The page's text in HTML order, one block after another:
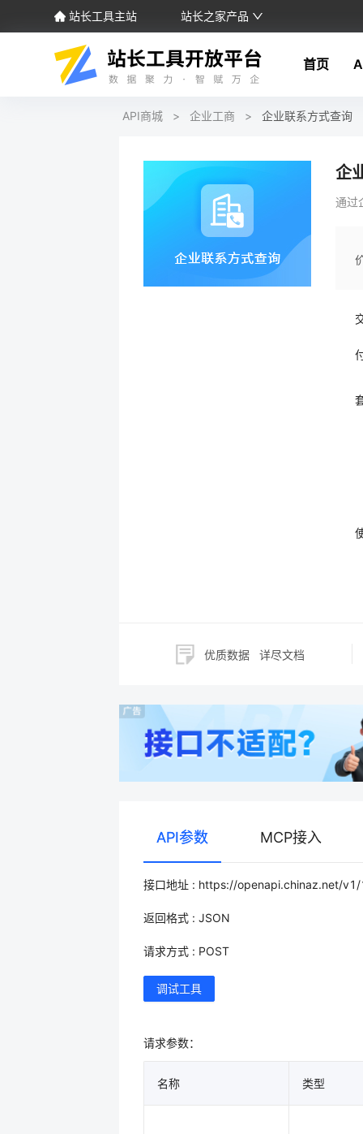
站长工具主站 站长之家产品
首页
API商城 > 企业工商 > 企业联系方式查询
企
通过
优质数据 详尽文档
API参数 MCP接入
接口地址 : https://openapi.chinaz.net/
返回格式 : JSON
请求方式 : POST
调试工具
请求参数：
名称 类型